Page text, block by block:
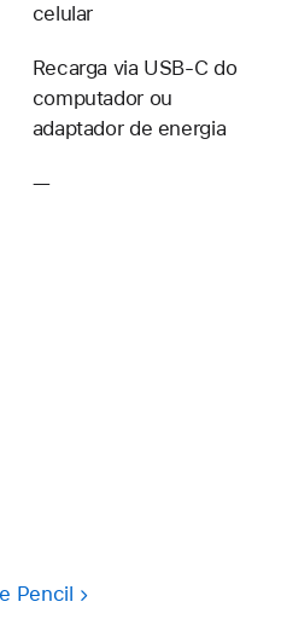
celular
Recarga via USB-C do
computador ou
adaptador de energia
—Não
Pencil